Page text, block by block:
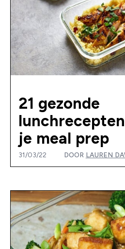
21 gezonde
je meal prep
31/03/22 DOOR LAUREN